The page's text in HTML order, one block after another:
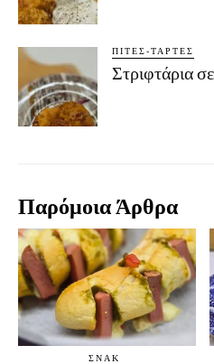
ΠΊΤΕΣ-ΤΆΡΤΕΣ
Στριφτάρια
Παρόμοια Άρθρα
ΣΝΑΚ